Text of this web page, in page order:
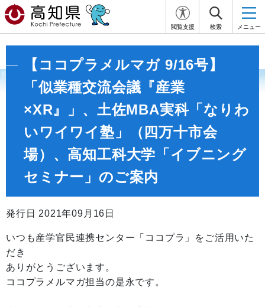
閲覧支援 検索 メニュー
【ココプラメルマガ 9/16号】
「似業種交流会議『産業
×XR』」、土佐MBA実科「なりわ
いワイワイ塾」（四万十市会
場）、高知工科大学「イブニング
セミナー」のご案内
発行日 2021年09月16日
いつも産学官民連携センター「ココプラ」をご活用いた
だき
ありがとうございます。
ココプラメルマガ担当の是永です。